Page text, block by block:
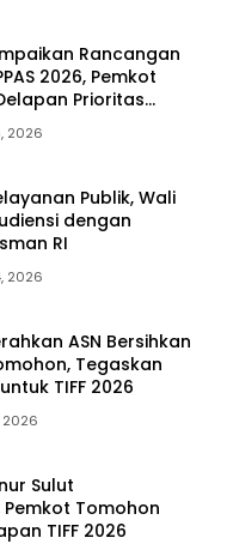
Rancangan
2026, Pemkot
Prioritas
2026
Publik, Wali
dengan
RI
2026
ASN Bersihkan
Tegaskan
TIFF 2026
2026
Sulut
Tomohon
TIFF 2026